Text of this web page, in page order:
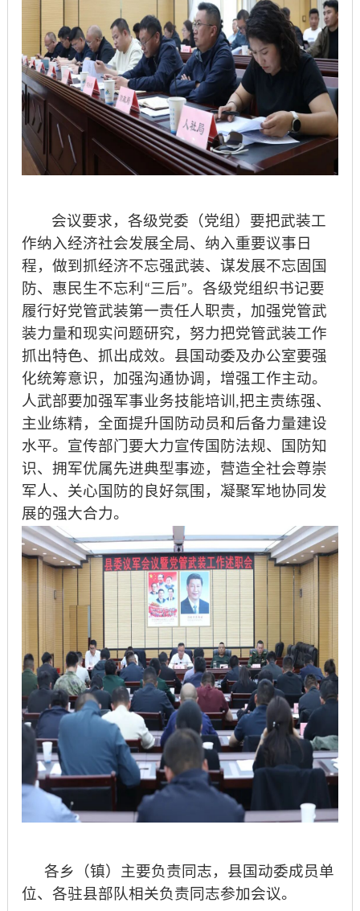
会议要求，各级党委（党组）要把武装工
作纳入经济社会发展全局、纳入重要议事日
程，做到抓经济不忘强武装、谋发展不忘固国
防、惠民生不忘利 “三后”。各级党组织书记要
履行好党管武装第一责任人职责，加强党管武
装力量和现实问题研究，努力把党管武装工作
抓出特色、抓出成效。县国动委及办公室要强
化统筹意识，加强沟通协调，增强工作主动。
人武部要加强军事业务技能培训 ,把主责练强、
主业练精，全面提升国防动员和后备力量建设
水平。宣传部门要大力宣传国防法规、国防知
识、拥军优属先进典型事迹，营造全社会尊崇
军人、关心国防的良好氛围，凝聚军地协同发
展的强大合力。
各乡（镇）主要负责同志，县国动委成员单
位、各驻县部队相关负责同志参加会议。